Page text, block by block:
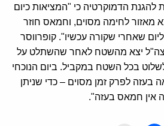
להגנת הדמוקרטיה כי "המציאות כיום
מאזור לחימה מסוים, וחמאס חוזר
ליום שאחרי שקורה עכשיו". קופרווסר
יצא מהשטח לאחר שהשתלט על
בכל השטח במקביל. ביום הנוכחי
בעזה לפרק זמן מסוים – כדי שניתן
אין חמאס בעזה".